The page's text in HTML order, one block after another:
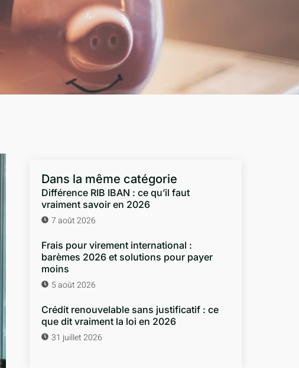
Dans la même catégorie
Différence RIB IBAN : ce qu’il faut
vraiment savoir en 2026
7 août 2026
Frais pour virement international :
barèmes 2026 et solutions pour payer
moins
5 août 2026
Crédit renouvelable sans justificatif : ce
que dit vraiment la loi en 2026
31 juillet 2026